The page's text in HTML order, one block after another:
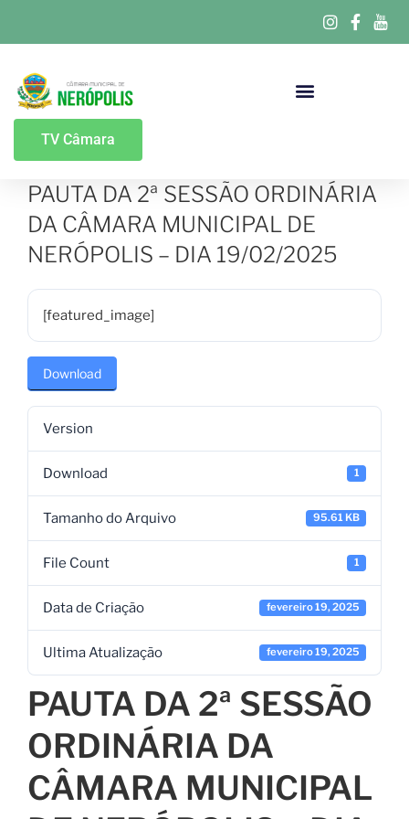
TV Câmara
PAUTA DA 2ª SESSÃO ORDINÁRIA
DA CÂMARA MUNICIPAL DE
NERÓPOLIS – DIA 19/02/2025
[featured_image]
Download
Version
Download 1
Tamanho do Arquivo 95.61 KB
File Count 1
Data de Criação fevereiro 19, 2025
Ultima Atualização fevereiro 19, 2025
PAUTA DA 2ª SESSÃO
ORDINÁRIA DA
CÂMARA MUNICIPAL